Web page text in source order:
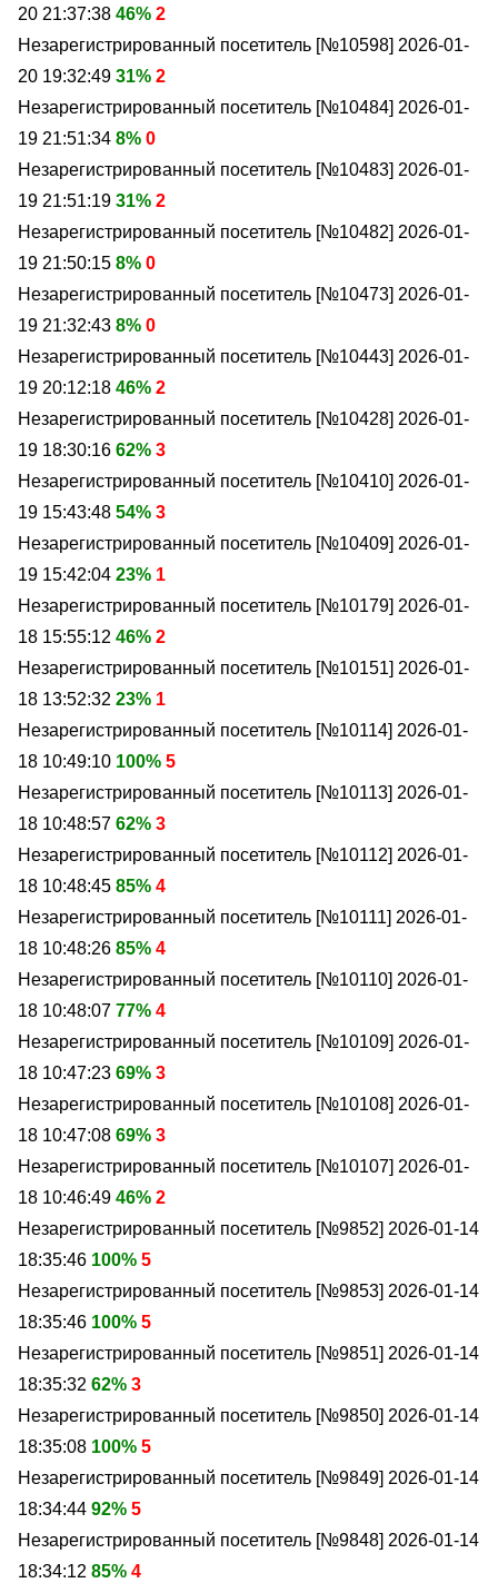
20 21:37:38 46% 2
Незарегистрированный посетитель [№10598] 2026-01-
20 19:32:49 31% 2
Незарегистрированный посетитель [№10484] 2026-01-
19 21:51:34 8% 0
Незарегистрированный посетитель [№10483] 2026-01-
19 21:51:19 31% 2
Незарегистрированный посетитель [№10482] 2026-01-
19 21:50:15 8% 0
Незарегистрированный посетитель [№10473] 2026-01-
19 21:32:43 8% 0
Незарегистрированный посетитель [№10443] 2026-01-
19 20:12:18 46% 2
Незарегистрированный посетитель [№10428] 2026-01-
19 18:30:16 62% 3
Незарегистрированный посетитель [№10410] 2026-01-
19 15:43:48 54% 3
Незарегистрированный посетитель [№10409] 2026-01-
19 15:42:04 23% 1
Незарегистрированный посетитель [№10179] 2026-01-
18 15:55:12 46% 2
Незарегистрированный посетитель [№10151] 2026-01-
18 13:52:32 23% 1
Незарегистрированный посетитель [№10114] 2026-01-
18 10:49:10 100% 5
Незарегистрированный посетитель [№10113] 2026-01-
18 10:48:57 62% 3
Незарегистрированный посетитель [№10112] 2026-01-
18 10:48:45 85% 4
Незарегистрированный посетитель [№10111] 2026-01-
18 10:48:26 85% 4
Незарегистрированный посетитель [№10110] 2026-01-
18 10:48:07 77% 4
Незарегистрированный посетитель [№10109] 2026-01-
18 10:47:23 69% 3
Незарегистрированный посетитель [№10108] 2026-01-
18 10:47:08 69% 3
Незарегистрированный посетитель [№10107] 2026-01-
18 10:46:49 46% 2
Незарегистрированный посетитель [№9852] 2026-01-14
18:35:46 100% 5
Незарегистрированный посетитель [№9853] 2026-01-14
18:35:46 100% 5
Незарегистрированный посетитель [№9851] 2026-01-14
18:35:32 62% 3
Незарегистрированный посетитель [№9850] 2026-01-14
18:35:08 100% 5
Незарегистрированный посетитель [№9849] 2026-01-14
18:34:44 92% 5
Незарегистрированный посетитель [№9848] 2026-01-14
18:34:12 85% 4